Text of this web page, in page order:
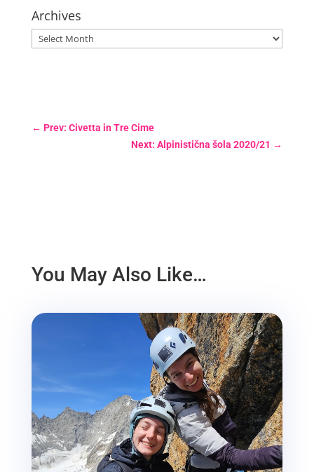
Archives
Archives
← Prev: Civetta in Tre Cime
Next: Alpinistična šola 2020/21 →
You May Also Like…